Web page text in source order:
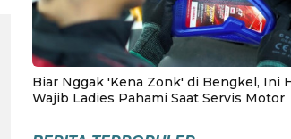
Biar Nggak 'Kena Zonk' di Bengkel, Ini
Wajib Ladies Pahami Saat Servis Motor